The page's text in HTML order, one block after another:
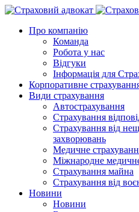
Про компанію
Команда
Робота у нас
Відгуки
Інформація для
Корпоративне
Види страхування
Автострахування
Страхування
Страхування від
захворювань
Медичне
Міжнародне
Страхування майна
Страхування від
Новини
Новини